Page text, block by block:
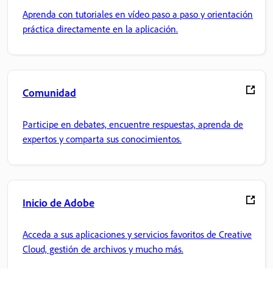
Aprenda con tutoriales en vídeo paso a paso y orientación
práctica directamente en la aplicación.
Comunidad
Participe en debates, encuentre respuestas, aprenda de
expertos y comparta sus conocimientos.
Inicio de Adobe
Acceda a sus aplicaciones y servicios favoritos de Creative
Cloud, gestión de archivos y mucho más.